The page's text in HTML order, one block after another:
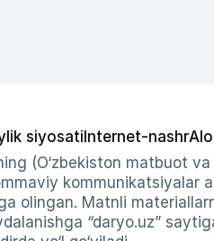
siyosati Internet-nashr
(O‘zbekiston matbuot
kommunikatsiyalar
olingan. Matnli
“daryo.uz”